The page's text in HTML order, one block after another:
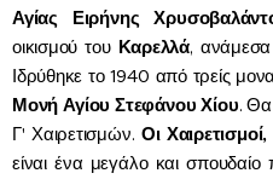
Αγίας Ειρήνης
οικισμού του Καρελλά,
Ιδρύθηκε το 1940 από τρείς
Μονή Αγίου Στεφάνου Χίου.
Γ' Χαιρετισμών. Οι Χαιρετισμοί,
είναι ένα μεγάλο και